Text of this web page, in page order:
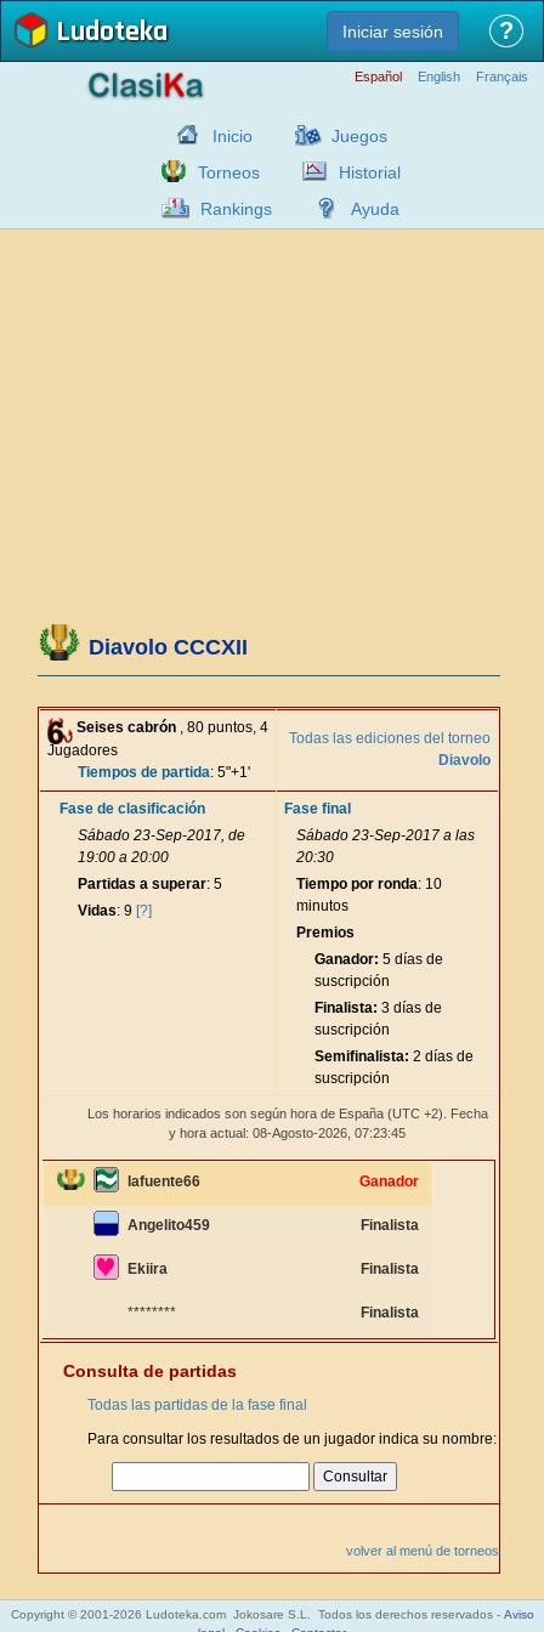
Ludoteka Iniciar sesión ?
Español English Français
Inicio
Juegos
Torneos
Historial
Rankings
Ayuda
Diavolo CCCXII
Seises cabrón , 80 puntos, 4
Jugadores
Tiempos de partida: 5"+1'
Todas las ediciones del torneo
Diavolo
Fase de clasificación
Sábado 23-Sep-2017, de
19:00 a 20:00
Partidas a superar: 5
Vidas: 9 [?]
Fase final
Sábado 23-Sep-2017 a las
20:30
Tiempo por ronda: 10
minutos
Premios
Ganador: 5 días de
suscripción
Finalista: 3 días de
suscripción
Semifinalista: 2 días de
suscripción
Los horarios indicados son según hora de España (UTC +2). Fecha
y hora actual: 08-Agosto-2026, 07:23:46
lafuente66 Ganador
Angelito459 Finalista
Ekiira Finalista
******** Finalista
Consulta de partidas
Todas las partidas de la fase final
Para consultar los resultados de un jugador indica su nombre:
volver al menú de torneos
Copyright © 2001-2026 Ludoteka.com Jokosare S.L. Todos los derechos reservados - Aviso